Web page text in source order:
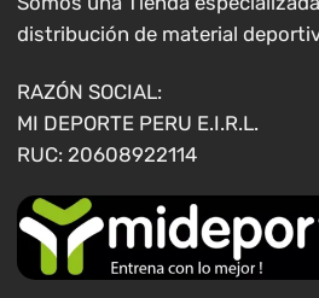
distribución de material
RAZÓN SOCIAL:
MI DEPORTE PERU E.I.R.L.
RUC: 20608922114